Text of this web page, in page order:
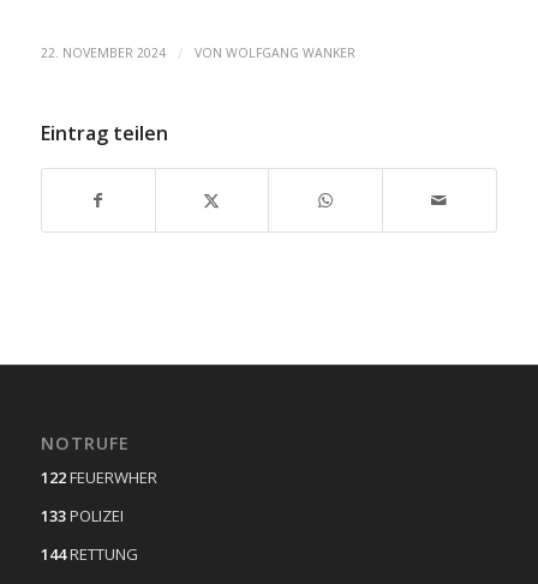
22. NOVEMBER 2024 / VON WOLFGANG WANKER
Eintrag teilen
NOTRUFE
122FEUERWHER
133POLIZEI
144RETTUNG